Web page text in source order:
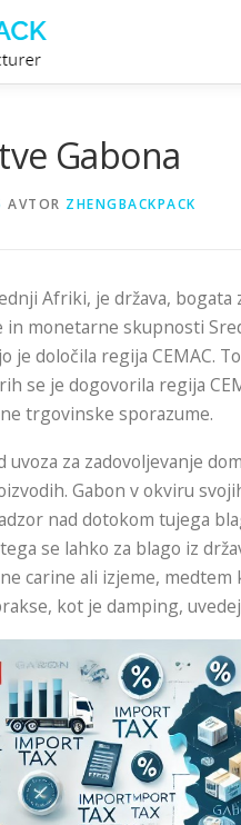
Gabona
AVTOR ZHENGBACKPACK
Afriki, je država,
in monetarne skupnosti
je določila regija CEMAC.
se je dogovorila regija
trgovinske sporazume.
uvoza za zadovoljevanje
Gabon v okviru
nad dotokom tujega
se lahko za blago iz
carine ali izjeme, medtem
kot je damping,